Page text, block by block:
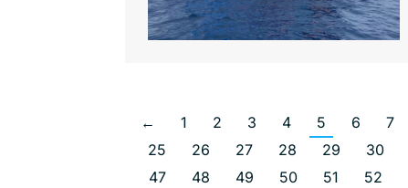
← 1 2 3 4 5 6 7
25
26 27 28 29 30
47
48 49 50 51 52